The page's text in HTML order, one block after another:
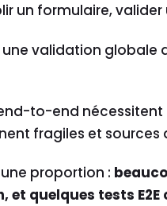
un formulaire,
validation globale
to-end
fragiles et
proportion :
et quelques tests